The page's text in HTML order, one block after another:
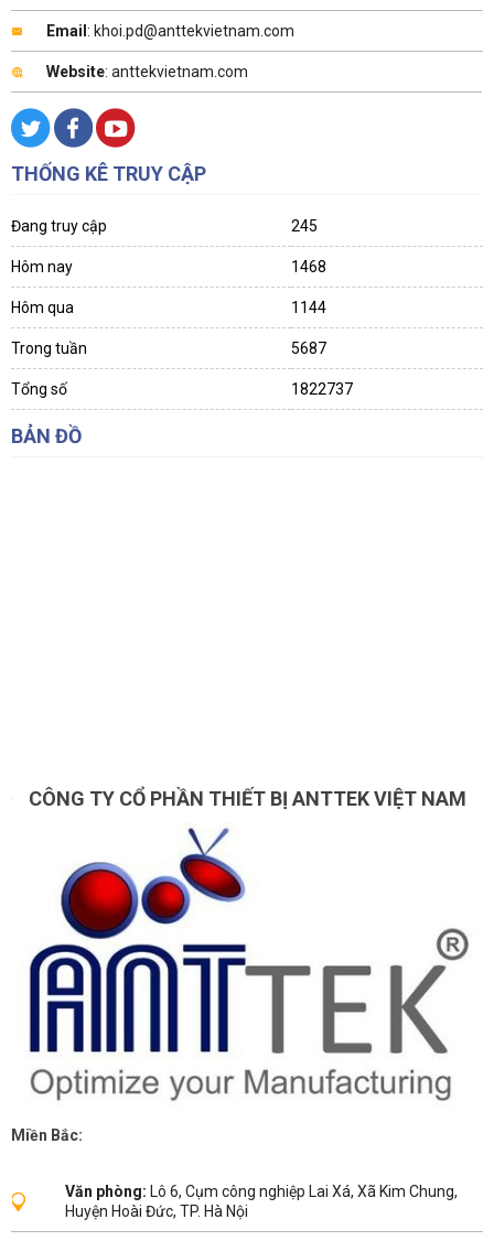
Email : khoi.pd@anttekvietnam.com
Website: anttekvietnam.com
THỐNG KÊ TRUY CẬP
Đang truy cập 245
Hôm nay 1468
Hôm qua 1144
Trong tuần 5687
Tổng số 1822737
BẢN ĐỒ
CÔNG TY CỔ PHẦN THIẾT BỊ ANTTEK VIỆT NAM
Miền Bắc:
Văn phòng: Lô 6, Cụm công nghiệp Lai Xá, Xã Kim Chung,
Huyện Hoài Đức, TP. Hà Nội